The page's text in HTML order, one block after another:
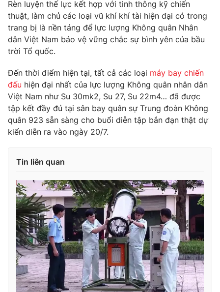
Ðiện thoại Thời báo VTV: 024.66 897 897
Email:toasoan@vtv.vn
Liên hệ quảng cáo:024-7300.7108
thuận bằng văn bản. Ghi rõ nguồn VTV.vn khi phát hành lại
thông tin từ website này.
Rèn luyện thế lực kết hợp với tinh thông kỹ chiến
thuật, làm chủ các loại vũ khí khí tài hiện đại có trong
trang bị là nền tảng để lực lượng Không quân Nhân
dân Việt Nam bảo vệ vững chắc sự bình yên của bầu
trời Tổ quốc.
Đến thời điểm hiện tại, tất cả các loại máy bay chiến
đấu hiện đại nhất của lực lượng Không quân nhân dân
Việt Nam như Su 30mk2, Su 27, Su 22m4… đã được
tập kết đầy đủ tại sân bay quân sự Trung đoàn Không
quân 923 sẵn sàng cho buổi diễn tập bắn đạn thật dự
kiến diễn ra vào ngày 20/7.
Tin liên quan